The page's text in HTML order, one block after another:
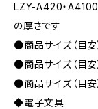
LZY-A420・
の厚さです
●商品サイズ（目安
●商品サイズ（目安
●商品サイズ（目安
◆電子文具